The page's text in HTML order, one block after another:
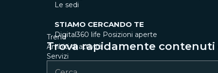
Le sedi
STIAMO CERCANDO TE
Digital360 life Posizioni aperte
Trova rapidamente contenuti
Trend
Ambiti di attività
Servizi